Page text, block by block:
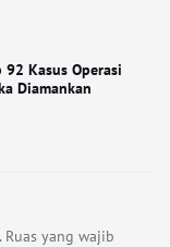
Kasus Operasi
Diamankan
Ruas yang wajib